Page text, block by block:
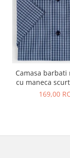
Camasa
cu maneca
carouri169,00